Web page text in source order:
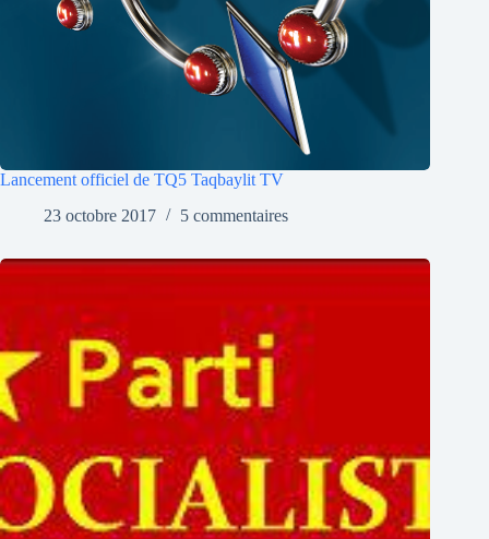
Lancement officiel de TQ5 Taqbaylit TV
23 octobre 2017
5 commentaires